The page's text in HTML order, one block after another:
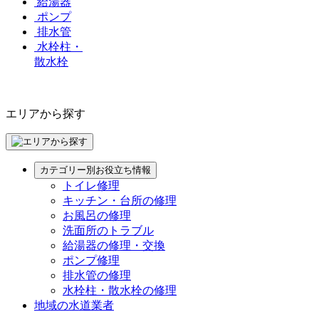
ポンプ
排水管
水栓柱・
散水栓
エリアから探す
カテゴリー別お役立ち情報
トイレ修理
キッチン・台所の修理
お風呂の修理
洗面所のトラブル
給湯器の修理・交換
ポンプ修理
排水管の修理
水栓柱・散水栓の修理
地域の水道業者